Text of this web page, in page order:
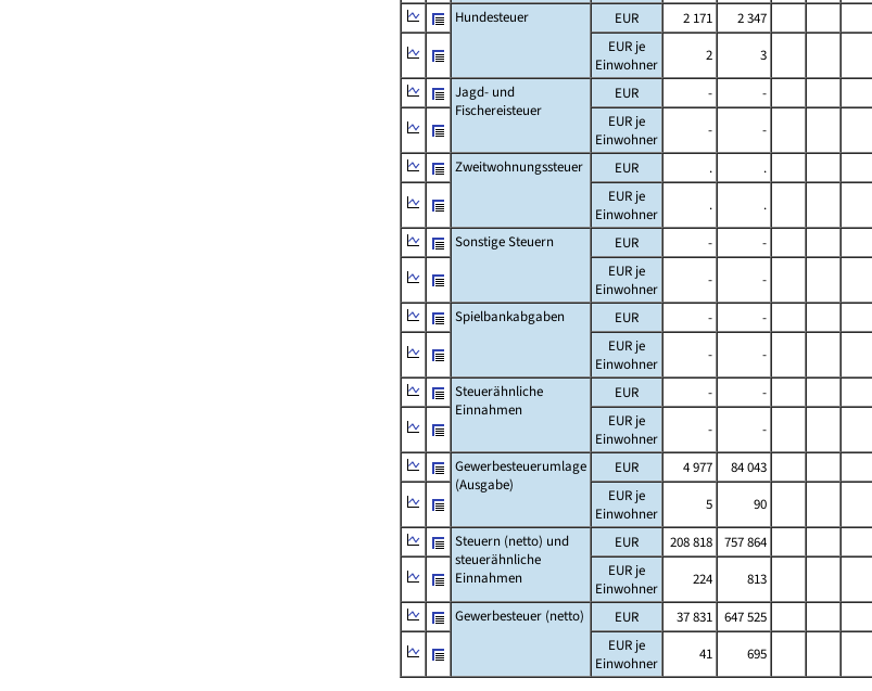
Hundesteuer
EUR 2 171
2 347
EUR je
Einwohner
2
3
Jagd- und
Fischereisteuer
EUR -
-
EUR je
Einwohner
-
-
Zweitwohnungssteuer
EUR .
.
EUR je
Einwohner
.
.
Sonstige Steuern
EUR -
-
EUR je
Einwohner
-
-
Spielbankabgaben
EUR -
-
EUR je
Einwohner
-
-
Steuerähnliche
Einnahmen
EUR -
-
EUR je
Einwohner
-
-
Gewerbesteuerumlage
(Ausgabe)
EUR 4 977
84 043
EUR je
Einwohner
5
90
Steuern (netto) und
steuerähnliche
Einnahmen
EUR 208 818
757 864
EUR je
Einwohner
224
813
Gewerbesteuer (netto)
EUR 37 831
647 525
EUR je
Einwohner
41 695